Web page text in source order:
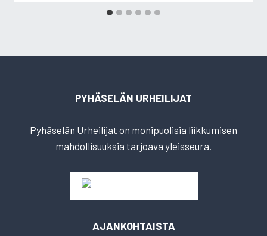
PYHÄSELÄN URHEILIJAT
Pyhäselän Urheilijat on monipuolisia liikkumisen
mahdollisuuksia tarjoava yleisseura.
AJANKOHTAISTA